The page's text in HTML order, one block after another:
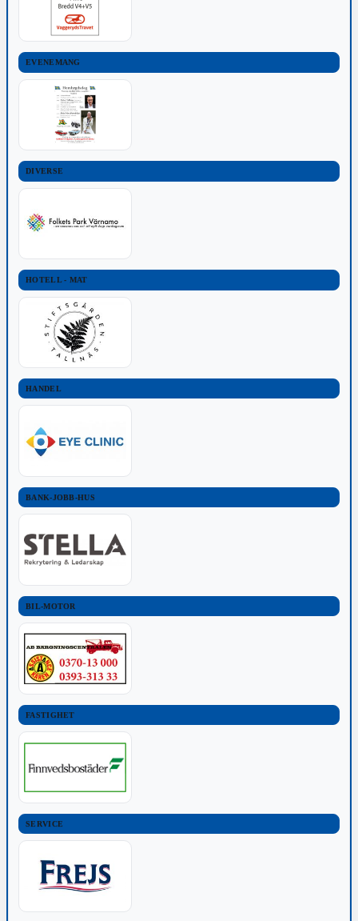
EVENEMANG
DIVERSE
HOTELL - MAT
HANDEL
BANK-JOBB-HUS
BIL-MOTOR
FASTIGHET
SERVICE